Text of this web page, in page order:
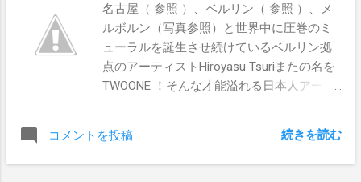
名古屋（ 参照 ）、ベルリン（ 参照 ）、メ
ルボルン（写真参照）と世界中に圧巻のミ
ューラルを誕生させ続けているベルリン拠
点のアーティストHiroyasu Tsuriまたの名を
TWOONE ！そんな才能溢れる日本人アーテ
Japanでは、 TWOONEに壁をご提供いただ
ける方を募集させていただきます。 メルボ
コメントを投稿 続きを読む